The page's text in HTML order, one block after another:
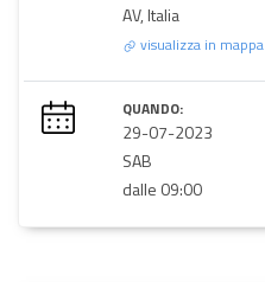
AV, Italia
visualizza in mappa
QUANDO:
29-07-2023
SAB
dalle 09:00